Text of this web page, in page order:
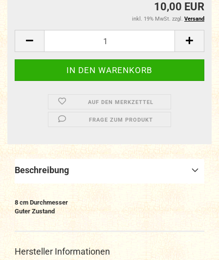
10,00 EUR
inkl. 19% MwSt. zzgl. Versand
AUF DEN MERKZETTEL
FRAGE ZUM PRODUKT
Beschreibung
8 cm Durchmesser
Guter Zustand
Hersteller Informationen